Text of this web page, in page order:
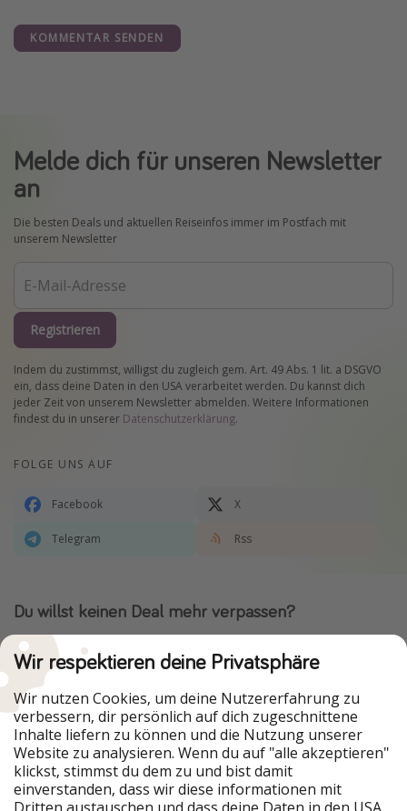
KOMMENTAR SENDEN
Melde dich für unseren Newsletter
an
Die besten Deals und aktuellen Reiseinfos immer im Postfach mit
unserem Newsletter
Registrieren
Indem du zustimmst, willigst du zugleich gem. Art. 49 Abs. 1 lit. a DSGVO
ein, dass deine Daten in den USA verarbeitet werden. Du kannst dich
jeder Zeit von unserem Newsletter abmelden. Weitere Informationen
findest du in unserer Datenschutzerklärung.
FOLGE UNS AUF
Facebook X
Telegram Rss
Du willst keinen Deal mehr verpassen?
Dann lade unsere App herunter.
Urlaubspiraten ist Teil der HolidayPirates Group
Unsere Märkte
PiratinViaggio
HolidayPirates
Wir respektieren deine Privatsphäre
Wir nutzen Cookies, um deine Nutzererfahrung zu
verbessern, dir persönlich auf dich zugeschnittene
Inhalte liefern zu können und die Nutzung unserer
Website zu analysieren. Wenn du auf "alle akzeptieren"
klickst, stimmst du dem zu und bist damit
einverstanden, dass wir diese informationen mit